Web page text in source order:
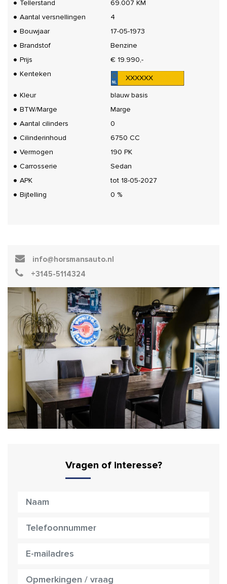
Tellerstand
69.007 KM
Aantal versnellingen
4
Bouwjaar
17-05-1973
Brandstof
Benzine
Prijs
€ 19.990,-
Kenteken
XXXXXX
Kleur
blauw basis
BTW/Marge
Marge
Aantal cilinders
0
Cilinderinhoud
6750 CC
Vermogen
190 PK
Carrosserie
Sedan
APK
tot 18-05-2027
Bijtelling
0 %
info@horsmansauto.nl
+3145-5114324
Vragen of interesse?